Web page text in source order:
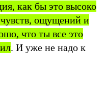
как бы это высоко
ощущений и
что ты все это
. И уже не надо к